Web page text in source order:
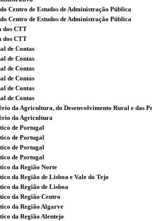
Centro de Estudos de Administração Pública
Centro de Estudos de Administração Pública
dos CTT
dos CTT
de Contas
de Contas
de Contas
de Contas
de Contas
de Contas
da Agricultura, do Desenvolvimento Rural e das
da Agricultura
de Portugal
de Portugal
de Portugal
de Portugal
da Região Norte
da Região de Lisboa e Vale do Tejo
da Região de Lisboa
da Região Centro
da Região Algarve
da Região Alentejo